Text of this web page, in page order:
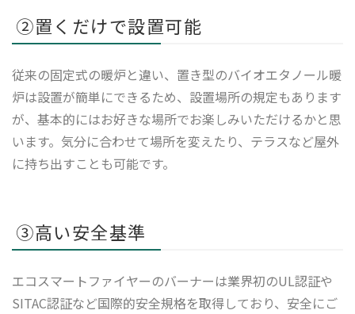
②置くだけで設置可能
従来の固定式の暖炉と違い、置き型のバイオエタノール暖
炉は設置が簡単にできるため、設置場所の規定もあります
が、基本的にはお好きな場所でお楽しみいただけるかと思
います。気分に合わせて場所を変えたり、テラスなど屋外
に持ち出すことも可能です。
③高い安全基準
エコスマートファイヤーのバーナーは業界初のUL認証や
SITAC認証など国際的安全規格を取得しており、安全にご